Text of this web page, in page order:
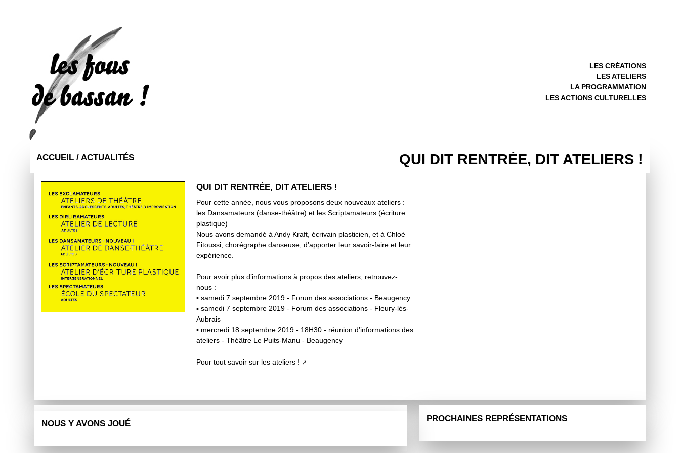
LES CRÉATIONS
LES ATELIERS
LA PROGRAMMATION
LES ACTIONS CULTURELLES
ACCUEIL /ACTUALITÉS QUI DIT RENTRÉE, DIT ATELIERS !
QUI DIT RENTRÉE, DIT ATELIERS !
Pour cette année, nous vous proposons deux nouveaux ateliers :
les Dansamateurs (danse-théâtre) et les Scriptamateurs (écriture
plastique)
Nous avons demandé à Andy Kraft, écrivain plasticien, et à Chloé
Fitoussi, chorégraphe danseuse, d’apporter leur savoir-faire et leur
expérience.
Pour avoir plus d’informations à propos des ateliers, retrouvez-
nous :
▪ samedi 7 septembre 2019 - Forum des associations - Beaugency
▪ samedi 7 septembre 2019 - Forum des associations - Fleury-lès-
Aubrais
▪ mercredi 18 septembre 2019 - 18H30 - réunion d’informations des
ateliers - Théâtre Le Puits-Manu - Beaugency
Pour tout savoir sur les ateliers !
PROCHAINES REPRÉSENTATIONS
NOUS Y AVONS JOUÉ